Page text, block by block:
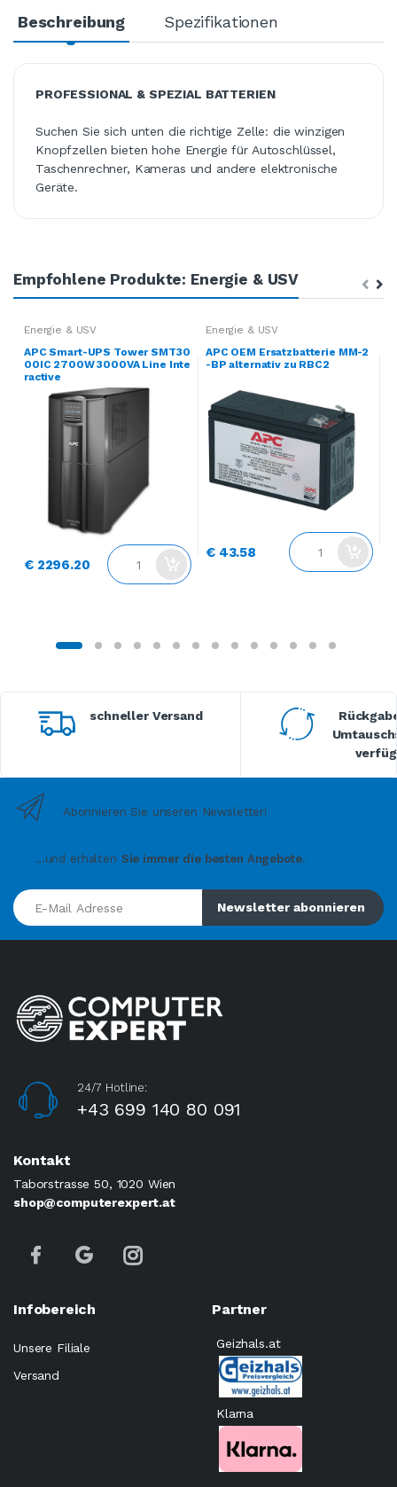
Beschreibung Spezifikationen
PROFESSIONAL & SPEZIAL BATTERIEN
Suchen Sie sich unten die richtige Zelle: die winzigen
Knopfzellen bieten hohe Energie für Autoschlüssel,
Taschenrechner, Kameras und andere elektronische
Geräte.
Empfohlene Produkte: Energie & USV
Energie & USV
APC Smart-UPS Tower SMT30
00IC 2700W 3000VA Line Inte
ractive
€ 2296.20
Energie & USV
APC OEM Ersatzbatterie MM-2
-BP alternativ zu RBC2
€ 43.58
schneller Versand
Abonnieren Sie unseren Newsletter!
...und erhalten Sie immer die besten Angebote.
E-Mail Adresse
Newsletter abonnieren
24/7 Hotline:
+43 699 140 80 091
Kontakt
Taborstrasse 50, 1020 Wien
shop@computerexpert.at
Infobereich
Unsere Filiale
Versand
Partner
Geizhals.at
Klarna